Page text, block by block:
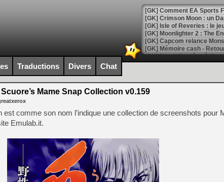
[GK] Comment EA Sports
[GK] Crimson Moon : un
[GK] Isle of Reveries : le
[GK] Moonlighter 2 : The
[GK] Capcom relance
[Mo5] Deux inédits du
[GK] Le beat'em up The
[GK] Endless Legend 2 :
[LS] [PS5] Le WebKit
[GK] Oubliez Crazy Taxi,
[LS] [Switch] NSZ 5.0.0
Traductions Divers Chat
Scuore’s Mame Snap Collection v0.159
est comme son nom l’indique une collection de screenshots pour
Emulab.it.